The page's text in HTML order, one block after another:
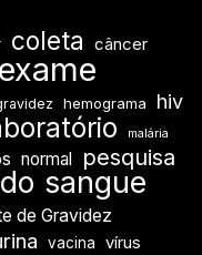
coleta câncer
exame
hemograma
hiv
malária
normal pesquisa
sangue
de Gravidez
vacina vírus